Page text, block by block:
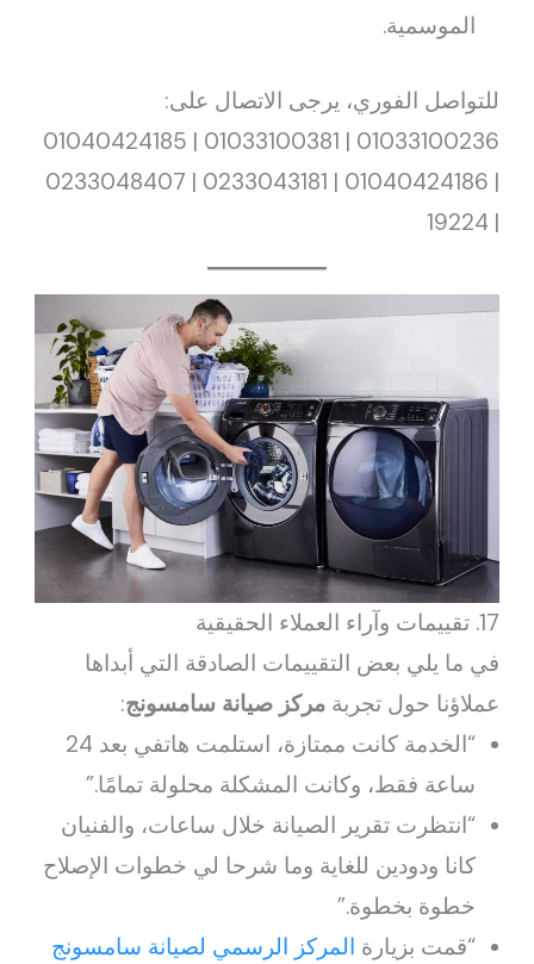
الموسمية.
للتواصل الفوري، يرجى الاتصال على:
01033100236 | 01033100381 | 01040424185
| 01040424186 | 0233043181 | 0233048407
| 19224
17. تقييمات وآراء العملاء الحقيقية
في ما يلي بعض التقييمات الصادقة التي أبداها
عملاؤنا حول تجربةمركز صيانة سامسونج:
“الخدمة كانت ممتازة، استلمت هاتفي بعد 24
ساعة فقط، وكانت المشكلة محلولة تمامًا.”
“انتظرت تقرير الصيانة خلال ساعات، والفنيان
كانا ودودين للغاية وما شرحا لي خطوات الإصلاح
خطوة بخطوة.”
“قمت بزيارة المركز الرسمي لصيانة سامسونج